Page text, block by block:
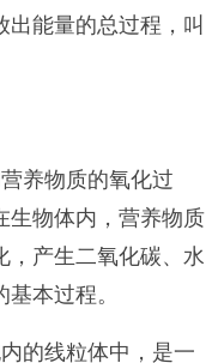
能量的总过程，叫
养物质的氧化过
生物体内，营养物质
，产生二氧化碳、水
本过程。
的线粒体中，是一